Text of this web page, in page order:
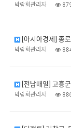
박람회관리자
[아시아경제] 종
박람회관리자
[전남매일] 고흥
박람회관리자